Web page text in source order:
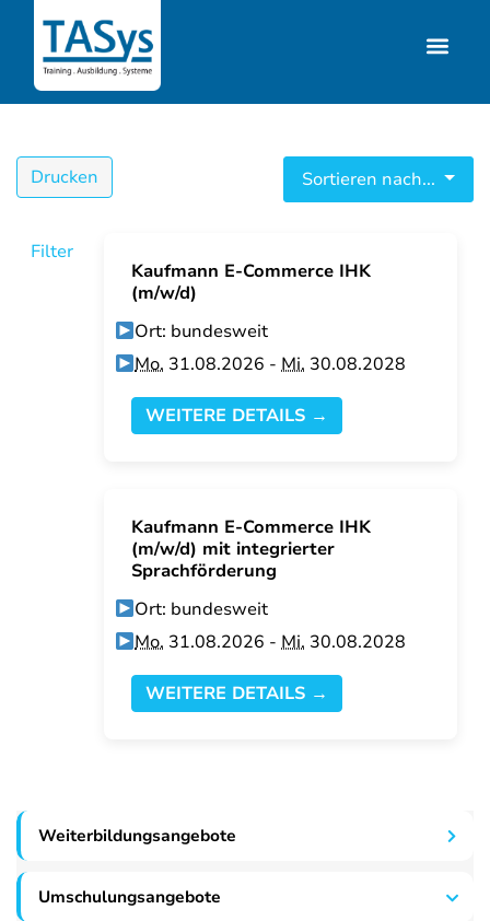
Drucken Sortieren nach...
Filter
Kaufmann E-Commerce IHK
(m/w/d)
Ort: bundesweit
Mo. 31.08.2026 -Mi. 30.08.2028
WEITERE DETAILS →
Kaufmann E-Commerce IHK
(m/w/d) mit integrierter
Sprachförderung
Ort: bundesweit
Mo. 31.08.2026 -Mi. 30.08.2028
WEITERE DETAILS →
Weiterbildungsangebote
Umschulungsangebote